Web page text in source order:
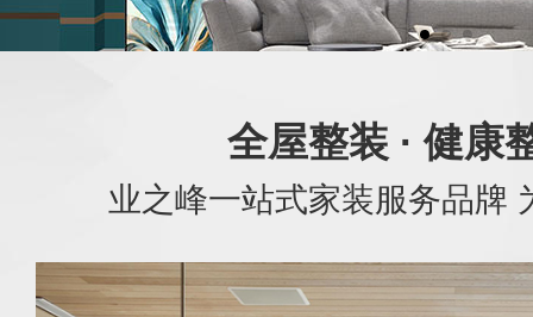
全屋整装 · 健康
业之峰一站式家装服务品牌